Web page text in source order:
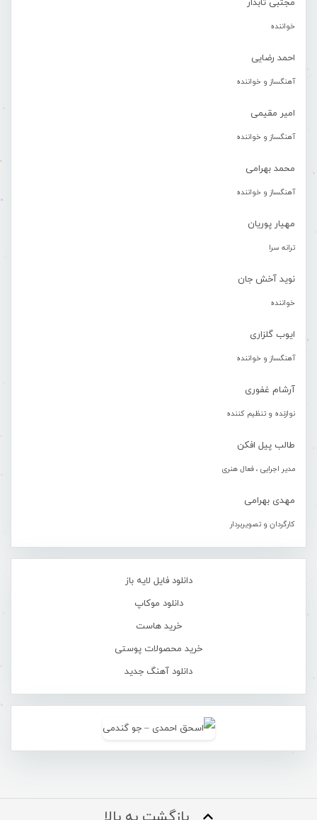
مجتبی تابدار
خواننده
احمد رضایی
آهنگساز و خواننده
امیر مقیمی
آهنگساز و خواننده
محمد بهرامی
آهنگساز و خواننده
مهیار پوریان
ترانه سرا
نوید آخش جان
خواننده
ایوب گلزاری
آهنگساز و خواننده
آرشام غفوری
نوازنده و تنظیم کننده
طالب پیل افکن
مدیر اجرایی ، فعال هنری
مهدی بهرامی
کارگردان و تصویربردار
دانلود فایل لایه باز
دانلود موکاپ
خرید هاست
خرید محصولات پوستی
دانلود آهنگ جدید